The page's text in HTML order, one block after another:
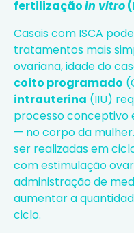
fertilizaçãoin vitro
Casais com ISCA
tratamentos mais
ovariana, idade do
coito programado
intrauterina (IIU)
processo conceptivo
— no corpo da
ser realizadas em
com estimulação
administração de
aumentar a
ciclo.